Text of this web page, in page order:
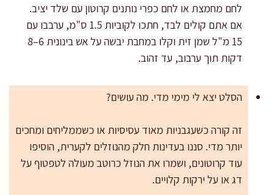
לחם מחמצת או לחם כפרי נותנים קרוטון עם שלד יציב.
אם אתם קולים לבד, חתכו לקוביות 1.5 ס"מ, ערבבו עם
15 מ"ל שמן זית וקלו במחבת יבשה על אש בינונית 6–8
דקות תוך ערבוב, עד זהוב.
הסלט יצא לי מימי מדי. מה עושים?
זה קורה כשעגבניות מאוד עסיסיות או כשממליחים ומחכים
יותר מדי. סננו בעדינות חלק מהנוזלים לקערית, הוסיפו
עוד קרוטונים, ושמרו את הנוזל כרוטב מעולה לטפטוף על
דג או על ירקות קלויים.